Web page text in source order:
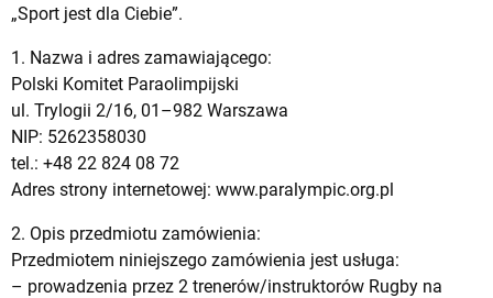
„Sport jest dla Ciebie”.
1. Nazwa i adres zamawiającego:
Polski Komitet Paraolimpijski
ul. Trylogii 2/16, 01–982 Warszawa
NIP: 5262358030
tel.: +48 22 824 08 72
Adres strony internetowej: www.paralympic.org.pl
2. Opis przedmiotu zamówienia:
Przedmiotem niniejszego zamówienia jest usługa:
– prowadzenia przez 2 trenerów/instruktorów Rugby na